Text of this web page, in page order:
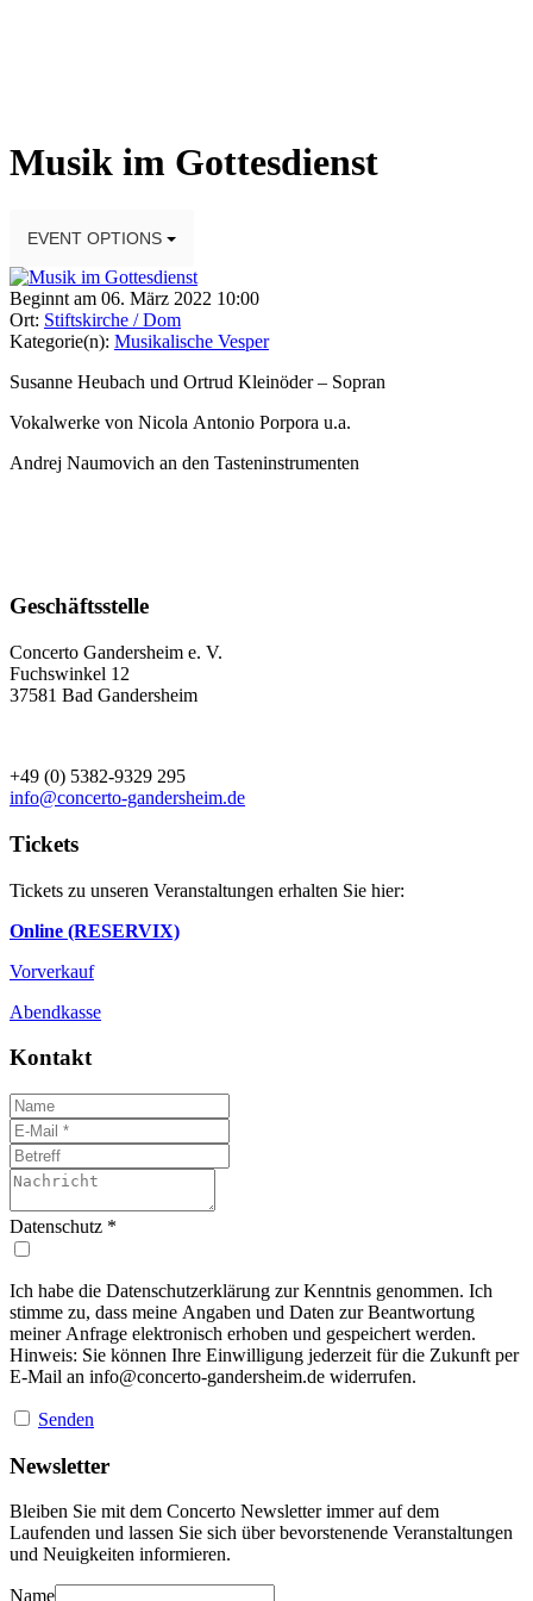
Musik im Gottesdienst
EVENT OPTIONS
Beginnt am 06. März 2022 10:00
Ort: Stiftskirche / Dom
Kategorie(n): Musikalische Vesper
Susanne Heubach und Ortrud Kleinöder – Sopran
Vokalwerke von Nicola Antonio Porpora u.a.
Andrej Naumovich an den Tasteninstrumenten
Geschäftsstelle
Concerto Gandersheim e. V.
Fuchswinkel 12
37581 Bad Gandersheim
+49 (0) 5382-9329 295
info@concerto-gandersheim.de
Tickets
Tickets zu unseren Veranstaltungen erhalten Sie hier:
Online (RESERVIX)
Vorverkauf
Abendkasse
Kontakt
Datenschutz *
Ich habe die Datenschutzerklärung zur Kenntnis genommen. Ich
stimme zu, dass meine Angaben und Daten zur Beantwortung
meiner Anfrage elektronisch erhoben und gespeichert werden.
Hinweis: Sie können Ihre Einwilligung jederzeit für die Zukunft per
E-Mail an info@concerto-gandersheim.de widerrufen.
Senden
Newsletter
Bleiben Sie mit dem Concerto Newsletter immer auf dem
Laufenden und lassen Sie sich über bevorstenende Veranstaltungen
und Neuigkeiten informieren.
Name